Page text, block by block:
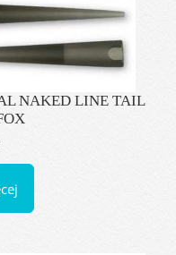
NAKED LINE TAIL